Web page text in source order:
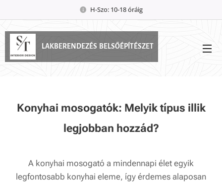
H-Szo: 10-18 óráig
LAKBERENDEZÉS BELSŐÉPÍTÉSZET
Konyhai mosogatók: Melyik típus illik
legjobban hozzád?
A konyhai mosogató a mindennapi élet egyik
legfontosabb konyhai eleme, így érdemes alaposan